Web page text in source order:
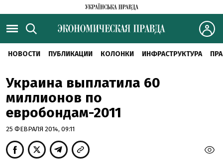
НОВОСТИ ПУБЛИКАЦИИ КОЛОНКИ ИНФРАСТРУКТУРА
Украина выплатила 60
миллионов по
евробондам-2011
25 ФЕВРАЛЯ 2014, 09:11